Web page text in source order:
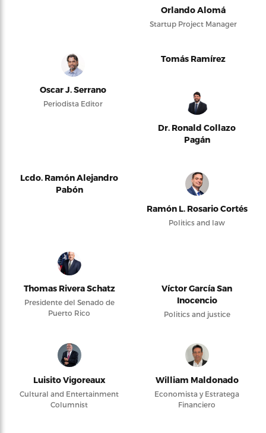
Orlando Alomá
Startup Project Manager
Oscar J. Serrano
Periodista Editor
Tomás Ramírez
Dr. Ronald Collazo
Pagán
Lcdo. Ramón Alejandro
Pabón
Ramón L. Rosario Cortés
Politics and law
Thomas Rivera Schatz
Presidente del Senado de
Puerto Rico
Víctor García San
Inocencio
Politics and justice
Luisito Vigoreaux
Cultural and Entertainment
Columnist
William Maldonado
Economista y Estratega
Financiero